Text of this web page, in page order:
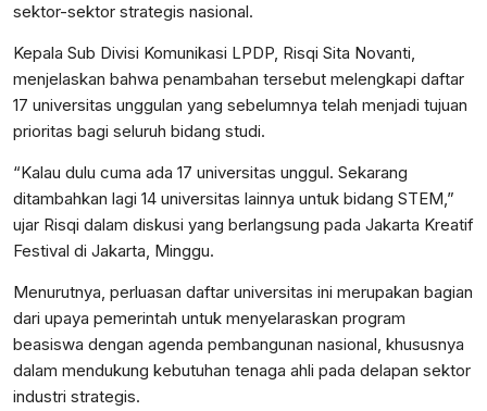
sektor-sektor strategis nasional.
Kepala Sub Divisi Komunikasi LPDP, Risqi Sita Novanti,
menjelaskan bahwa penambahan tersebut melengkapi daftar
17 universitas unggulan yang sebelumnya telah menjadi tujuan
prioritas bagi seluruh bidang studi.
“Kalau dulu cuma ada 17 universitas unggul. Sekarang
ditambahkan lagi 14 universitas lainnya untuk bidang STEM,”
ujar Risqi dalam diskusi yang berlangsung pada Jakarta Kreatif
Festival di Jakarta, Minggu.
Menurutnya, perluasan daftar universitas ini merupakan bagian
dari upaya pemerintah untuk menyelaraskan program
beasiswa dengan agenda pembangunan nasional, khususnya
dalam mendukung kebutuhan tenaga ahli pada delapan sektor
industri strategis.